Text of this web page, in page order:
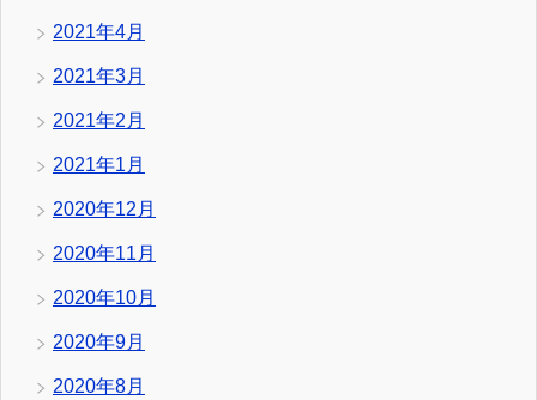
2021年4月
2021年3月
2021年2月
2021年1月
2020年12月
2020年11月
2020年10月
2020年9月
2020年8月